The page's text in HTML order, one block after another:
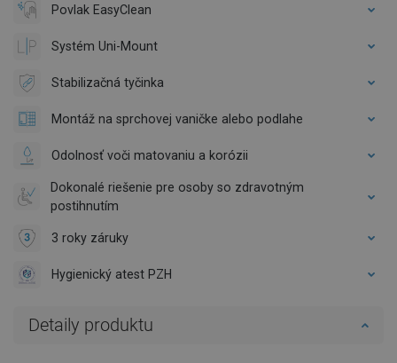
Povlak EasyClean
Systém Uni-Mount
Stabilizačná tyčinka
Montáž na sprchovej vaničke alebo podlahe
Odolnosť voči matovaniu a korózii
Dokonalé riešenie pre osoby so zdravotným
postihnutím
3 roky záruky
Hygienický atest PZH
Detaily produktu